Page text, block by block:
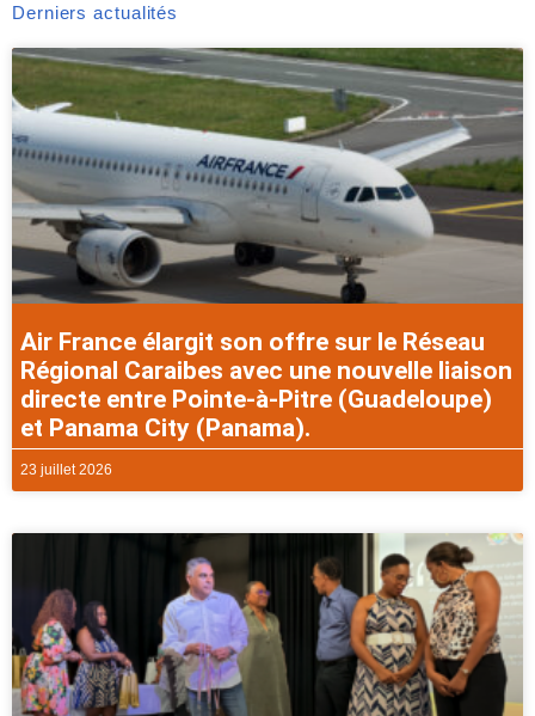
Derniers actualités
Air France élargit son offre sur le Réseau
Régional Caraibes avec une nouvelle liaison
directe entre Pointe-à-Pitre (Guadeloupe)
et Panama City (Panama).
23 juillet 2026